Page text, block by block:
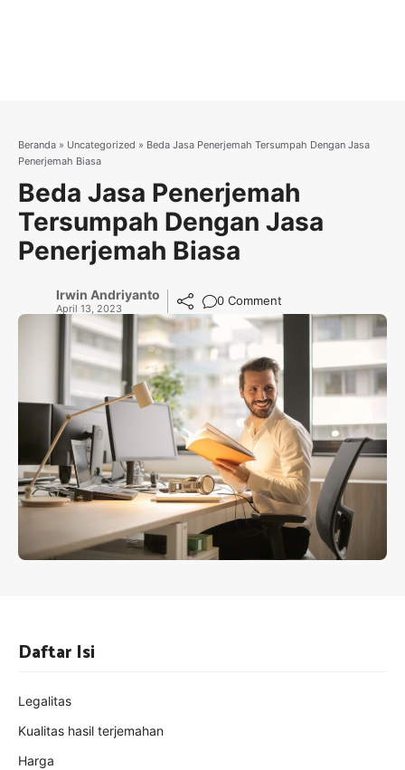
Beranda » Uncategorized » Beda Jasa Penerjemah Tersumpah Dengan Jasa
Penerjemah Biasa
Beda Jasa Penerjemah
Tersumpah Dengan Jasa
Penerjemah Biasa
Irwin Andriyanto
April 13, 2023
0 Comment
Daftar Isi
Legalitas
Kualitas hasil terjemahan
Harga